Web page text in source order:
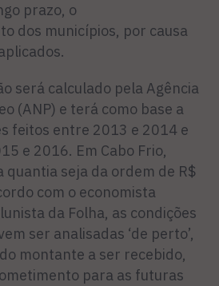
prazo, o
dos municípios, por causa
será cal­culado pela Agência
(ANP) e terá como base a
feitos entre 2013 e 2014 e
e 2016. Em Cabo Frio,
quantia seja da ordem de R$
com o economista
da Fo­lha, as condições
ser analisadas ‘de perto’,
montante a ser recebido,
para as futuras